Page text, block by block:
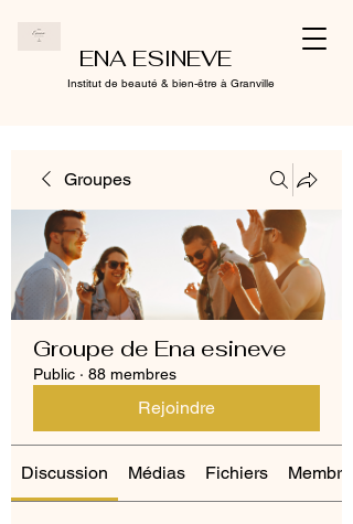
ENA ESINEVE
Institut de beauté & bien-être à Granville
Groupes
Groupe de Ena esineve
Public · 88 membres
Rejoindre
Discussion Médias Fichiers Membres